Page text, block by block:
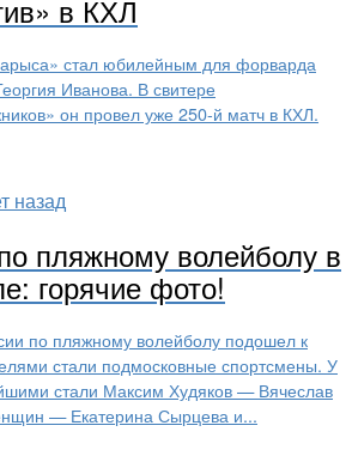
в КХЛ
стал юбилейным для форварда
Иванова. В свитере
он провел уже 250-й матч в КХЛ.
назад
пляжному волейболу в
горячие фото!
по пляжному волейболу подошел к
стали подмосковные спортсмены. У
стали Максим Худяков — Вячеслав
— Екатерина Сырцева и...